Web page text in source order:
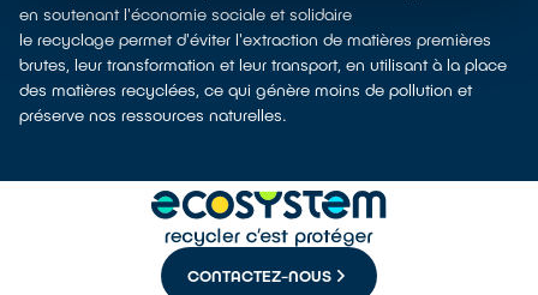
en soutenant l'économie sociale et solidaire
le recyclage permet d'éviter l'extraction de matières premières
brutes, leur transformation et leur transport, en utilisant à la place
des matières recyclées, ce qui génère moins de pollution et
préserve nos ressources naturelles.
CONTACTEZ-NOUS